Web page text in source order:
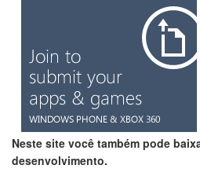
Neste site você também pode
desenvolvimento.